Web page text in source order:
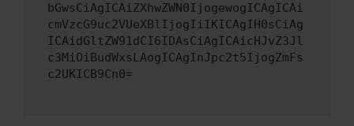
bGwsCiAgICAiZXhwZWN0IjogewogICAgICAi
cmVzcG9uc2VUeXBlIjogIiIKICAgIH0sCiAg
ICAidGltZW91dCI6IDAsCiAgICAicHJvZ3Jl
c3MiOiBudWxsLAogICAgInJpc2t5IjogZmFs
c2UKICB9Cn0=